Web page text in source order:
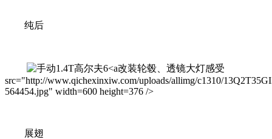
纯后
改装轮毂、透镜大灯感受
src="http://www.qichexinxiw.com/uploads/allimg/c1310/
564454.jpg" width=600 height=376 />
展翅